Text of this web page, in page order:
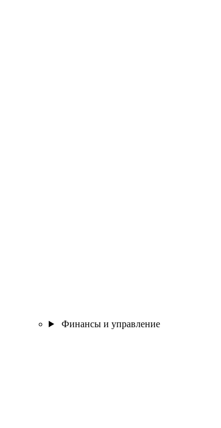
Финансы и управление